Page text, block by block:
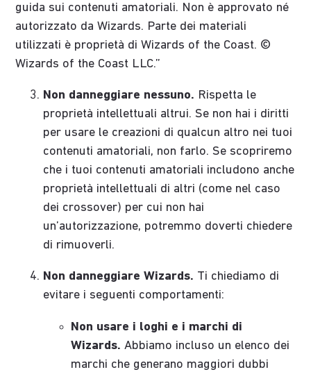
guida sui contenuti amatoriali. Non è approvato né
autorizzato da Wizards. Parte dei materiali
utilizzati è proprietà di Wizards of the Coast. ©
Wizards of the Coast LLC.”
Non danneggiare nessuno. Rispetta le
proprietà intellettuali altrui. Se non hai i diritti
per usare le creazioni di qualcun altro nei tuoi
contenuti amatoriali, non farlo. Se scopriremo
che i tuoi contenuti amatoriali includono anche
proprietà intellettuali di altri (come nel caso
dei crossover) per cui non hai
un’autorizzazione, potremmo doverti chiedere
di rimuoverli.
Non danneggiare Wizards. Ti chiediamo di
evitare i seguenti comportamenti:
Non usare i loghi e i marchi di
Wizards. Abbiamo incluso un elenco dei
marchi che generano maggiori dubbi